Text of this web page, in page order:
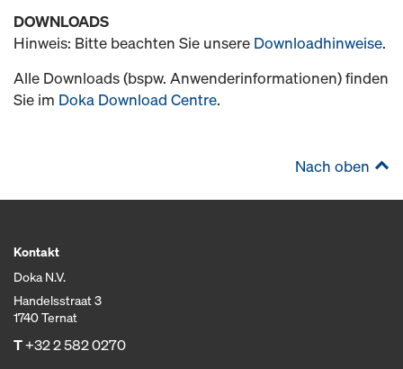
DOWNLOADS
Hinweis: Bitte beachten Sie unsere Downloadhinweise.
Alle Downloads (bspw. Anwenderinformationen) finden
Sie im Doka Download Centre.
Nach oben
Kontakt
Doka N.V.
Handelsstraat 3
1740 Ternat
T+32 2 582 0270